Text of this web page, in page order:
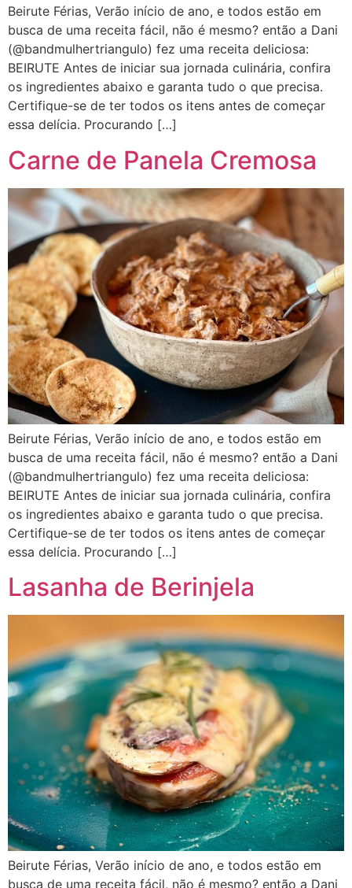
Beirute Férias, Verão início de ano, e todos estão em
busca de uma receita fácil, não é mesmo? então a Dani
(@bandmulhertriangulo) fez uma receita deliciosa:
BEIRUTE Antes de iniciar sua jornada culinária, confira
os ingredientes abaixo e garanta tudo o que precisa.
Certifique-se de ter todos os itens antes de começar
essa delícia. Procurando […]
Carne de Panela Cremosa
Beirute Férias, Verão início de ano, e todos estão em
busca de uma receita fácil, não é mesmo? então a Dani
(@bandmulhertriangulo) fez uma receita deliciosa:
BEIRUTE Antes de iniciar sua jornada culinária, confira
os ingredientes abaixo e garanta tudo o que precisa.
Certifique-se de ter todos os itens antes de começar
essa delícia. Procurando […]
Lasanha de Berinjela
Beirute Férias, Verão início de ano, e todos estão em
busca de uma receita fácil, não é mesmo? então a Dani